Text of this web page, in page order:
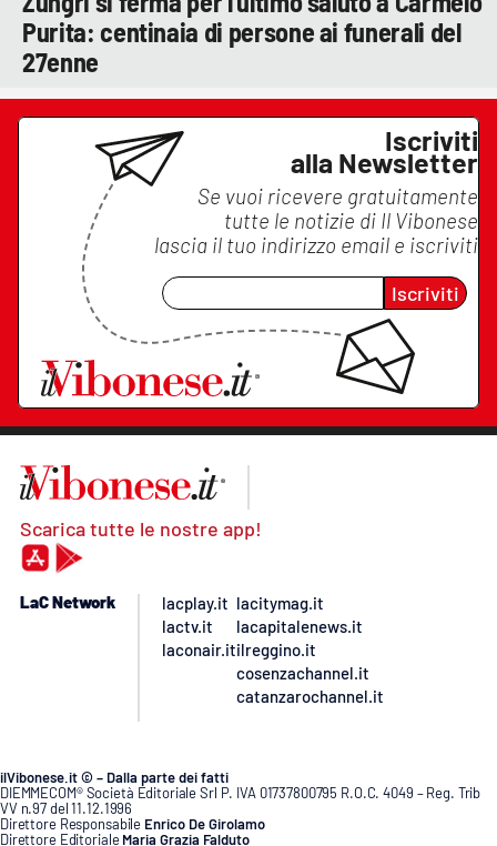
Purita: centinaia di persone ai funerali del
27enne
Iscriviti
alla Newsletter
Se vuoi ricevere gratuitamente
tutte le notizie di Il Vibonese
lascia il tuo indirizzo email e iscriviti
Iscriviti
Scarica tutte le nostre app!
LaC Network
lacplay.it
lactv.it
laconair.it
lacitymag.it
lacapitalenews.it
ilreggino.it
cosenzachannel.it
catanzarochannel.it
ilVibonese.it © – Dalla parte dei fatti
DIEMMECOM® Società Editoriale Srl P. IVA 01737800795 R.O.C. 4049 – Reg. Trib
VV n.97 del 11.12.1996
Direttore Responsabile Enrico De Girolamo
Direttore Editoriale Maria Grazia Falduto